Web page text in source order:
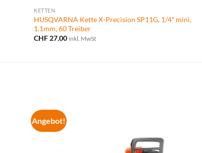
KETTEN
HUSQVARNA Kette X-Precision SP11G, 1/4″ mini,
1.1mm, 60 Treiber
CHF 27.00 inkl. MwSt
Angebot!